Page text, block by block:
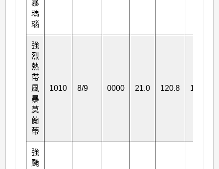
暴
瑪
瑙
強
烈
熱
帶
風
暴
莫
蘭
蒂
1010 8/9 0000 21.0 120.8 110
強
颱